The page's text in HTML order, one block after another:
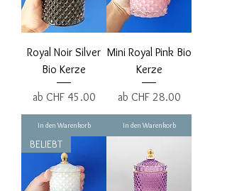
Royal Noir Silver
Bio Kerze
ab CHF 45.00
Sale-Preis
In den Warenkorb
Mini Royal Pink Bio
Kerze
ab CHF 28.00
Sale-Preis
In den Warenkorb
BELIEBT